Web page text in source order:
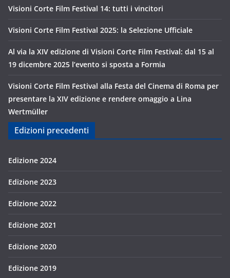
Visioni Corte Film Festival 14: tutti i vincitori
Visioni Corte Film Festival 2025: la Selezione Ufficiale
Al via la XIV edizione di Visioni Corte Film Festival: dal 15 al
19 dicembre 2025 l’evento si sposta a Formia
Visioni Corte Film Festival alla Festa del Cinema di Roma per
presentare la XIV edizione e rendere omaggio a Lina
Wertmüller
Edizioni precedenti
Edizione 2024
Edizione 2023
Edizione 2022
Edizione 2021
Edizione 2020
Edizione 2019